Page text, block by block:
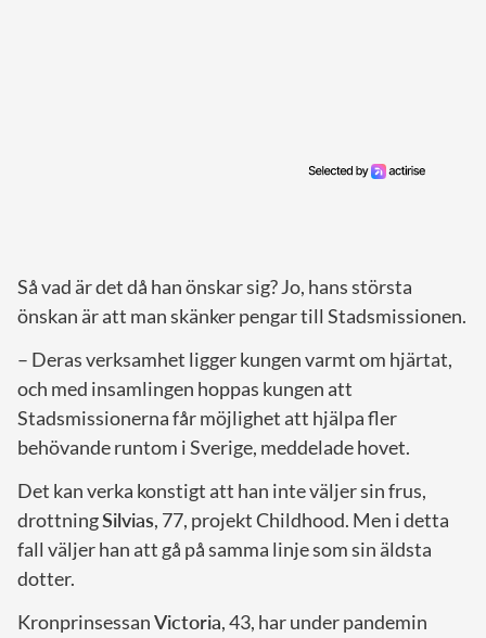
Så vad är det då han önskar sig? Jo, hans största
önskan är att man skänker pengar till Stadsmissionen.
– Deras verksamhet ligger kungen varmt om hjärtat,
och med insamlingen hoppas kungen att
Stadsmissionerna får möjlighet att hjälpa fler
behövande runtom i Sverige, meddelade hovet.
Det kan verka konstigt att han inte väljer sin frus,
drottningSilvias, 77, projekt Childhood. Men i detta
fall väljer han att gå på samma linje som sin äldsta
dotter.
KronprinsessanVictoria, 43, har under pandemin